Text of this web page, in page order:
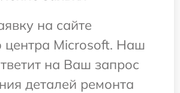
на сайте
центра Microsoft. Наш
на Ваш запрос
деталей ремонта